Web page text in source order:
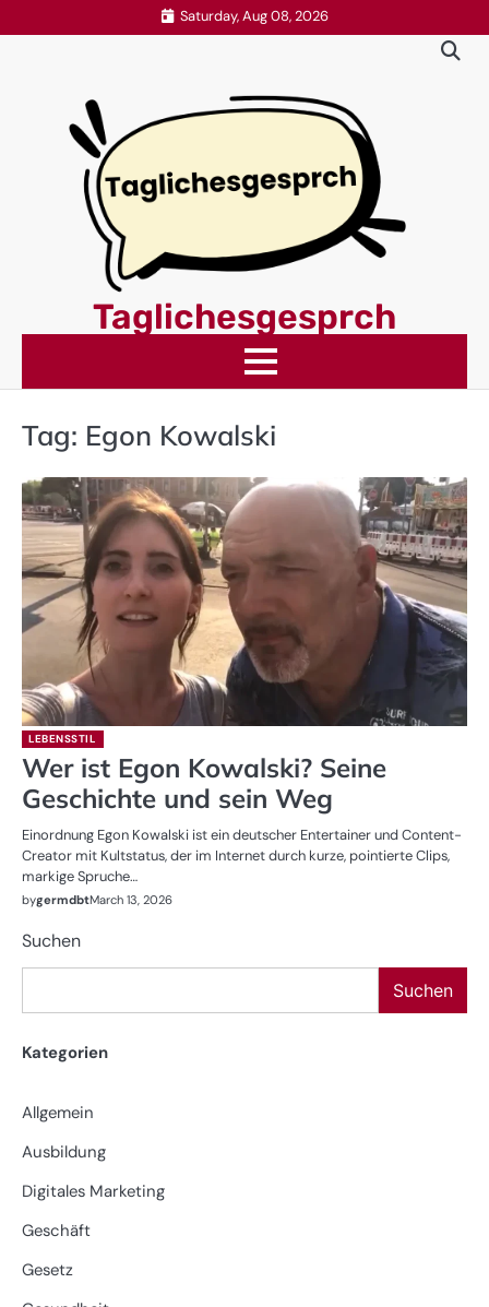
to
Saturday, Aug 08, 2026
Taglichesgesprch
Tag: Egon Kowalski
LEBENSSTIL
Wer ist Egon Kowalski? Seine
Geschichte und sein Weg
Einordnung Egon Kowalski ist ein deutscher Entertainer und Content-
Creator mit Kultstatus, der im Internet durch kurze, pointierte Clips,
markige Spruche…
bygermdbtMarch 13, 2026
Suchen
Suchen
Kategorien
Allgemein
Ausbildung
Digitales Marketing
Geschäft
Gesetz